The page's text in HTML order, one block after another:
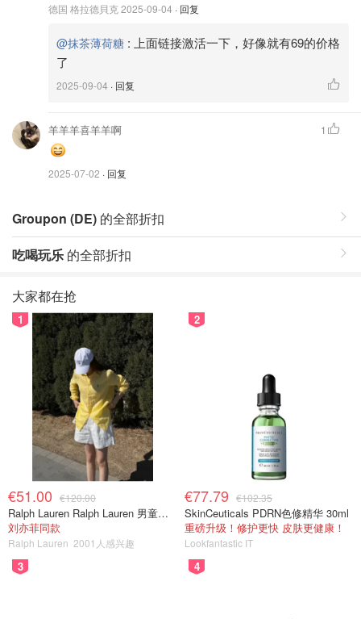
德国 格拉德貝克 2025-09-04 · 回复
@抹茶薄荷糖 : 上面链接激活一下，好像就有69的价格
了
2025-09-04 · 回复
羊羊羊喜羊羊啊
2025-07-02 · 回复
1
Groupon (DE) 的全部折扣
吃喝玩乐 的全部折扣
大家都在抢
1
€51.00 €120.00
Ralph Lauren Ralph Lauren 男童亚麻衬衫
刘亦菲同款
Ralph Lauren 2001人感兴趣
2
€77.79 €102.35
SkinCeuticals PDRN色修精华 30ml
重磅升级！修护更快 皮肤更健康！
Lookfantastic IT
3 4